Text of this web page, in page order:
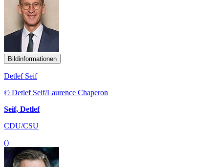
Bildinformationen
Detlef Seif
© Detlef Seif/Laurence Chaperon
Seif, Detlef
CDU/CSU
()